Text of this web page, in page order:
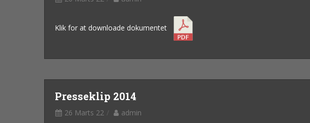
Klik for at downloade dokumentet
Presseklip 2014
26 Marts 22 admin